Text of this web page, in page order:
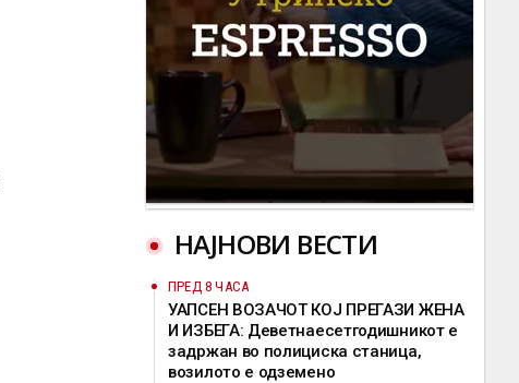
НАЈНОВИ ВЕСТИ
ПРЕД 8 ЧАСА
УАПСЕН ВОЗАЧОТ КОЈ ПРЕГАЗИ ЖЕНА
И ИЗБЕГА: Деветнаесетгодишникот е
задржан во полициска станица,
возилото е одземено